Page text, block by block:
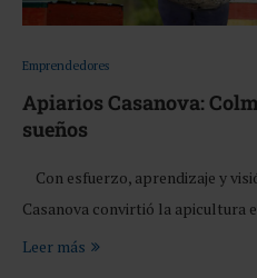
Emprendedores
Apiarios Casanova:
sueños
Con esfuerzo, aprendizaje y
Casanova convirtió la apicultura
Leer más